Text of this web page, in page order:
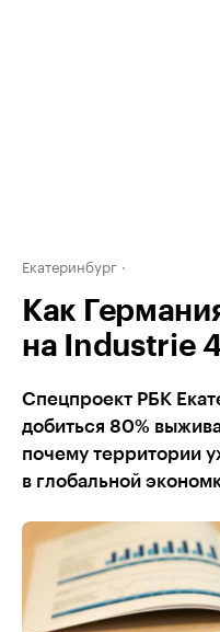
Екатеринбург
Как
на Industrie
Спецпроект РБК
добиться 80%
почему территории
в глобальной